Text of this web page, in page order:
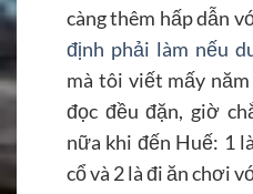
càng thêm hấp dẫn
định phải làm nếu
mà tôi viết mấy
đọc đều đặn, giờ
nữa khi đến Huế: 1
cổ và 2 là đi ăn chơi